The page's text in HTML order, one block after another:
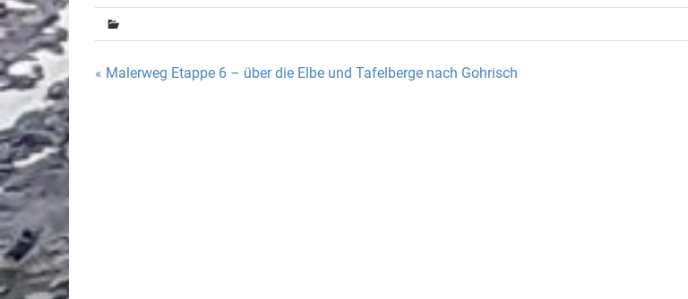
Beitragsnavigation
« Malerweg Etappe 6 – über die Elbe und Tafelberge nach Gohrisch